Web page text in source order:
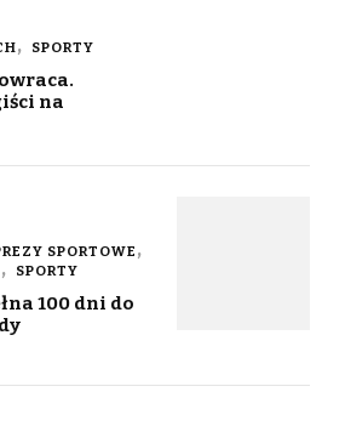
SPORTY
na
SPORTOWE
SPORTY
100 dni do